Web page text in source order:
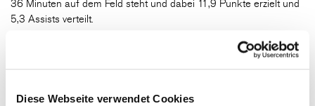
Diese Webseite verwendet Cookies
36 Minuten auf dem Feld steht und dabei 11,9 Punkte erzielt und
5,3 Assists verteilt.
Auf Würzburger Seite ist Tyrese Williams nach seinem sechsten
BBL-Einsatz in der ProB nicht mehr spielberechtigt, Darüber
Bundesliga-Farmteams einen Tag nach dem easyCredit BBL-